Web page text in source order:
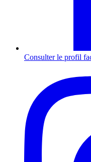
Consulter le profil